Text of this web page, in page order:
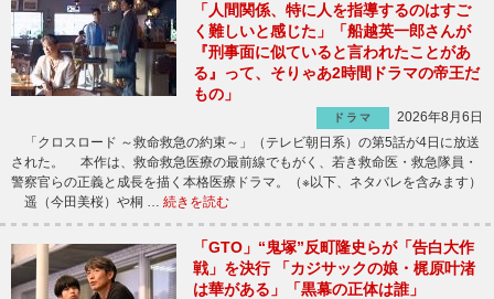
「人間関係、特に人を指導するのはすご
く難しいと感じた」「船越英一郎さんが
『刑事面に似ていると言われたことがあ
る』って、そりゃあ2時間ドラマの帝王だ
もの」
ドラマ
2026年8月6日
「クロスロード ～救命救急の約束～」（テレビ朝日系）の第5話が4日に放送
された。 本作は、救命救急医療の最前線でもがく、若き救命医・救急隊員・
警察官らの正義と成長を描く本格医療ドラマ。（※以下、ネタバレを含みます）
遥（今田美桜）や桐 … 続きを読む
「GTO」“鬼塚”反町隆史らが「告白大作
戦」を決行 「カジサックの娘・梶原叶渚
は華がある」「黒幕の正体は誰」